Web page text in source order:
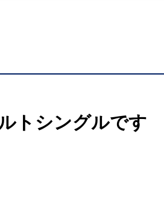
トシングルです